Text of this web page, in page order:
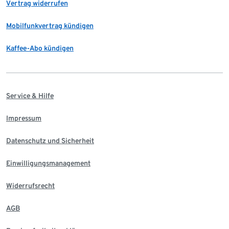
Vertrag widerrufen
Mobilfunkvertrag kündigen
Kaffee-Abo kündigen
Service & Hilfe
Impressum
Datenschutz und Sicherheit
Einwilligungsmanagement
Widerrufsrecht
AGB